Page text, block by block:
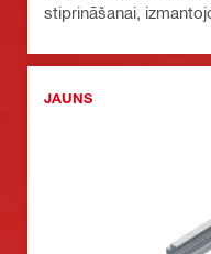
stiprināšanai,
JAUNS